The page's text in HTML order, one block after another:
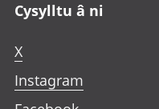
Cysylltu â ni
X
Instagram